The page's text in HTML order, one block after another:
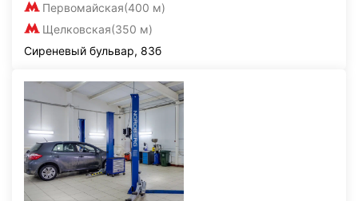
Первомайская(400 м)
Щелковская(350 м)
Сиреневый бульвар, 83б